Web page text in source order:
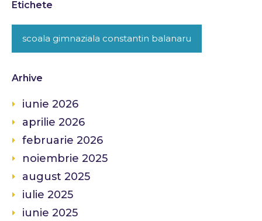
Etichete
scoala gimnaziala constantin balanaru
Arhive
iunie 2026
aprilie 2026
februarie 2026
noiembrie 2025
august 2025
iulie 2025
iunie 2025